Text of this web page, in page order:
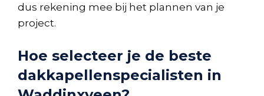
dus rekening mee bij het plannen van je
project.
Hoe selecteer je de beste
dakkapellenspecialisten in